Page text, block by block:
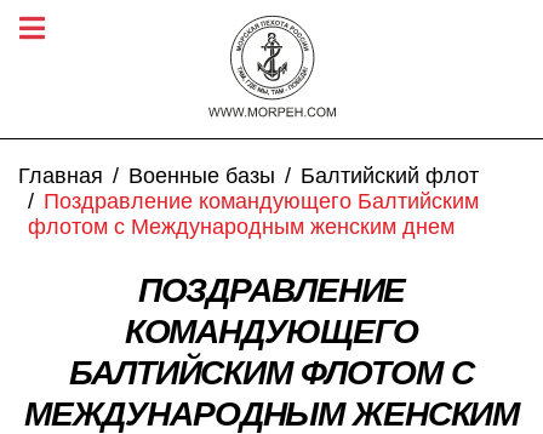
Главная Военные базы
Балтийский флот
Поздравление командующего Балтийским
флотом с Международным женским днем
ПОЗДРАВЛЕНИЕ
КОМАНДУЮЩЕГО
БАЛТИЙСКИМ ФЛОТОМ С
МЕЖДУНАРОДНЫМ ЖЕНСКИМ